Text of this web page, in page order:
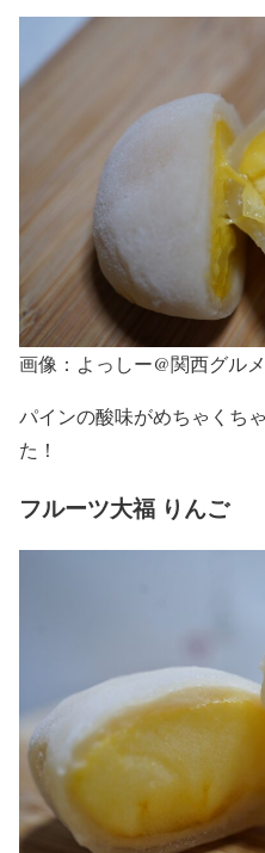
画像：よっしー@関西グルメ
パインの酸味がめちゃくち
た！
フルーツ大福 りんご